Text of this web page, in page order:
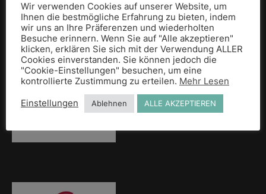
GEFÖRDERT DURCH
Wir verwenden Cookies auf unserer Website, um
Ihnen die bestmögliche Erfahrung zu bieten, indem
wir uns an Ihre Präferenzen und wiederholten
Besuche erinnern. Wenn Sie auf "Alle akzeptieren"
klicken, erklären Sie sich mit der Verwendung ALLER
Cookies einverstanden. Sie können jedoch die
"Cookie-Einstellungen" besuchen, um eine
kontrollierte Zustimmung zu erteilen. Mehr Lesen
Einstellungen Ablehnen ALLE AKZEPTIEREN